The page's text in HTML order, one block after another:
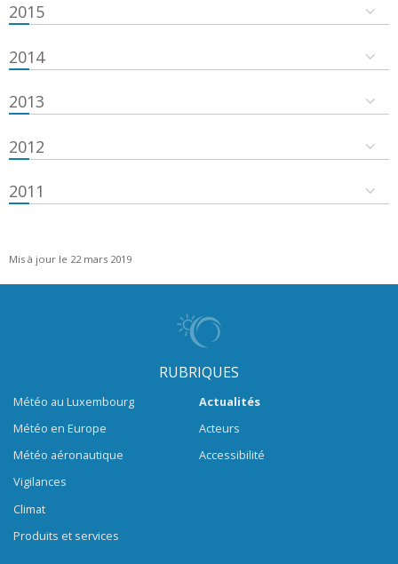
2015
2014
2013
2012
2011
Mis à jour le 22 mars 2019
RUBRIQUES
Météo au Luxembourg
Météo en Europe
Météo aéronautique
Vigilances
Climat
Produits et services
Actualités
Acteurs
Accessibilité